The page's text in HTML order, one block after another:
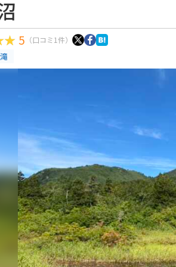
5 （口コミ1件）